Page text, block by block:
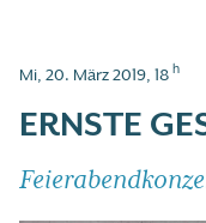
Mi, 20. März 2019, 18 h
ERNSTE